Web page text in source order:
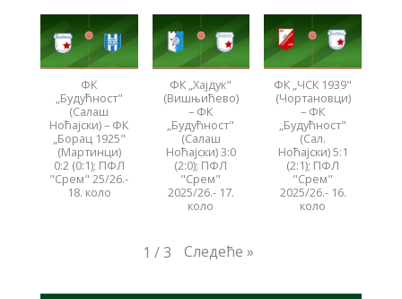
ФК
„Будућност"
(Салаш
Ноћајски) – ФК
„Борац 1925"
(Мартинци)
0:2 (0:1); ПФЛ
"Срем" 25/26.-
18. коло
ФК „Хајдук"
(Вишњићево)
– ФК
„Будућност"
(Салаш
Ноћајски) 3:0
(2:0); ПФЛ
"Срем"
2025/26.- 17.
коло
ФК „ЧСК 1939"
(Чортановци)
– ФК
„Будућност"
(Сал.
Ноћајски) 5:1
(2:1); ПФЛ
"Срем"
2025/26.- 16.
коло
1 /3 Следеће »